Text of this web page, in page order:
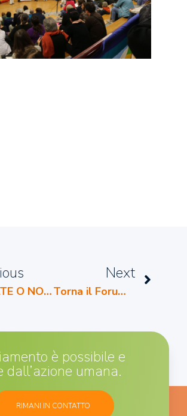
DEBATE O NON DEBATE?
Next
Torna il Forum Scuole per un’educazione nonviolenta. E cresce!
è possibile e
dall’azione umana.
RIMANI IN CONTATTO